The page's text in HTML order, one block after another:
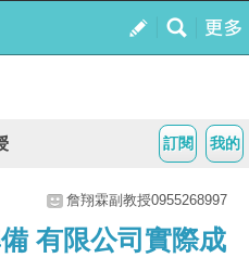
我的
訂閱
詹翔霖副教授0955268997
有限公司實際成